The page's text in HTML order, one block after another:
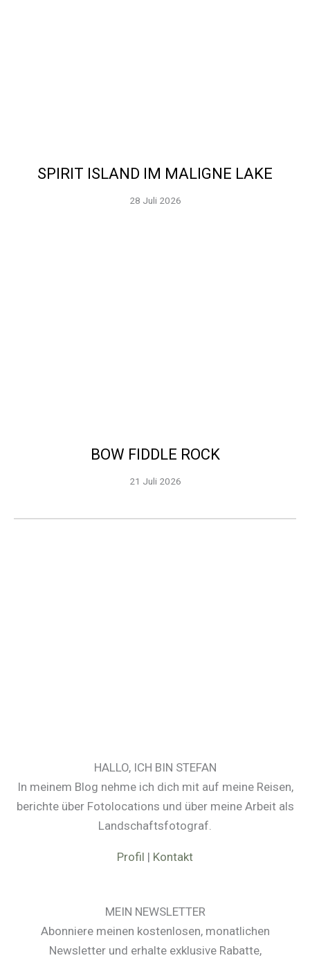
SPIRIT ISLAND IM MALIGNE LAKE
28 Juli 2026
BOW FIDDLE ROCK
21 Juli 2026
HALLO, ICH BIN STEFAN
In meinem Blog nehme ich dich mit auf meine Reisen,
berichte über Fotolocations und über meine Arbeit als
Landschaftsfotograf.
Profil | Kontakt
MEIN NEWSLETTER
Abonniere meinen kostenlosen, monatlichen
Newsletter und erhalte exklusive Rabatte,